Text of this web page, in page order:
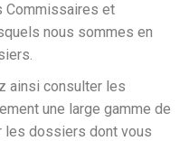
Commissaires et
nous sommes en
ainsi consulter les
une large gamme de
les dossiers dont vous